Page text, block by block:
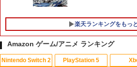
￥6,820
5
【レビュー評価上
PS5 Pro 冷却ファ
ファン 自動温度
ライト USB付き
プレステ5スリム
楽天ランキングをもっ
Amazon ゲーム/アニメ ランキング
Nintendo Switch 2 PlayStation 5